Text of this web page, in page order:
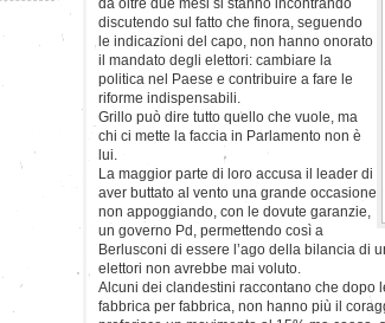
da oltre due mesi si stanno incontrando
discutendo sul fatto che finora, seguendo
le indicazioni del capo, non hanno onorato
il mandato degli elettori: cambiare la
politica nel Paese e contribuire a fare le
riforme indispensabili.
Grillo può dire tutto quello che vuole, ma
chi ci mette la faccia in Parlamento non è
lui.
La maggior parte di loro accusa il leader di
aver buttato al vento una grande occasione
non appoggiando, con le dovute garanzie,
un governo Pd, permettendo così a
Berlusconi di essere l’ago della bilancia di
elettori non avrebbe mai voluto.
Alcuni dei clandestini raccontano che dopo
fabbrica per fabbrica, non hanno più il